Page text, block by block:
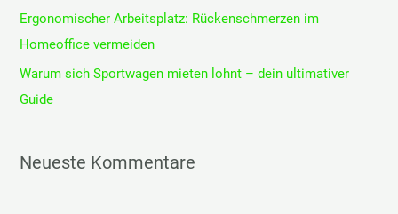
c
h
Ergonomischer Arbeitsplatz: Rückenschmerzen im
Homeoffice vermeiden
Warum sich Sportwagen mieten lohnt – dein ultimativer
Guide
Neueste Kommentare